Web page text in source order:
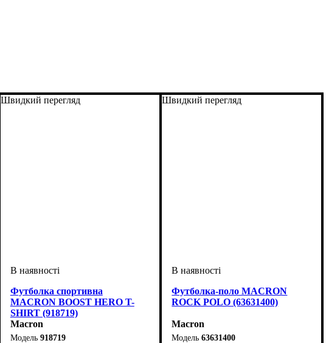
Швидкий перегляд
Футболка спортивна
MACRON BOOST HERO T-
SHIRT (918719)
Macron
918719
Швидкий перегляд
Футболка-поло MACRON
ROCK POLO (63631400)
Macron
63631400